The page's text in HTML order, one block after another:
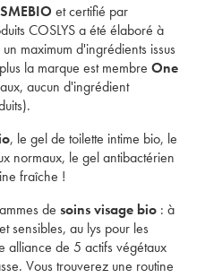
et certifié par
COSLYS a été élaboré à
maximum d'ingrédients issus
la marque est membre One
aucun d'ingrédient
, le gel de toilette intime bio, le
normaux, le gel antibactérien
fraîche !
de soins visage bio : à
sensibles, au lys pour les
alliance de 5 actifs végétaux
Vous trouverez une routine